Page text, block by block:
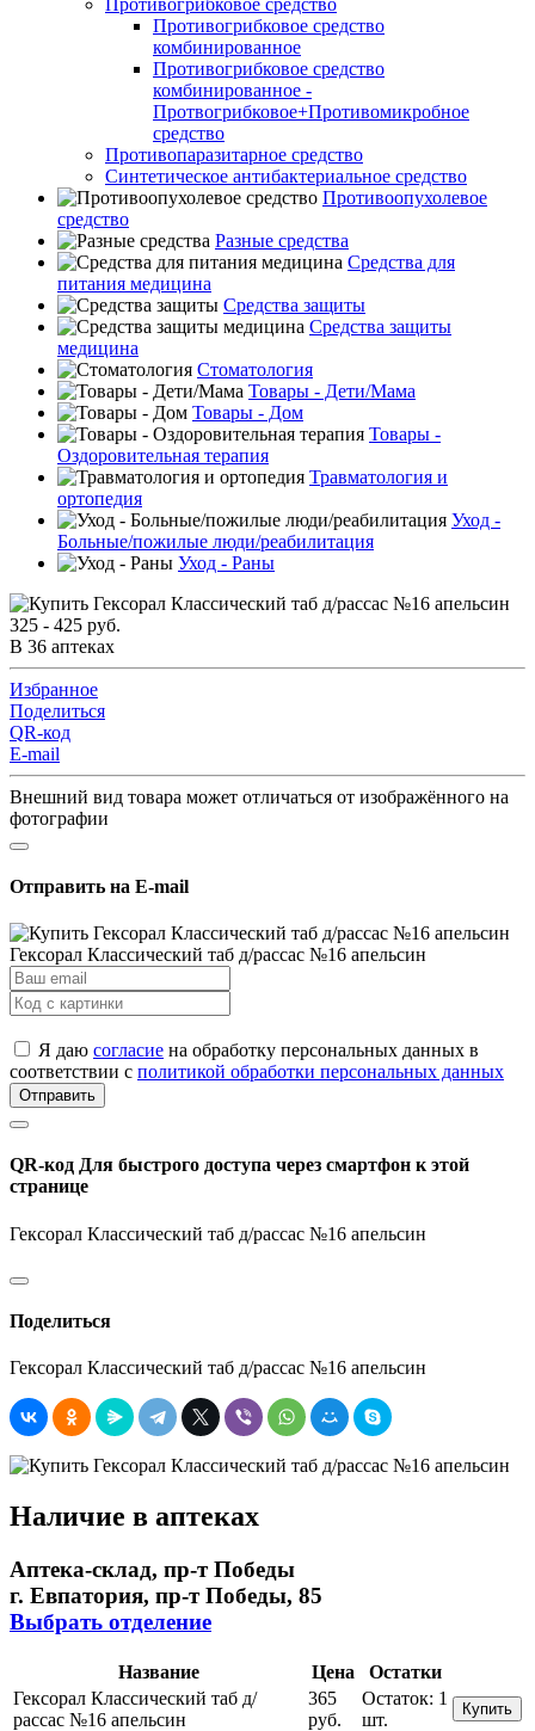
Противогрибковое средство
комбинированное
Противогрибковое средство
комбинированное -
Протвогрибковое+Противомикробное
средство
Противопаразитарное средство
Синтетическое антибактериальное средство
Противоопухолевое
средство
Разные средства
Средства для
питания медицина
Средства защиты
Средства защиты
медицина
Стоматология
Товары - Дети/Мама
Товары - Дом
Товары -
Оздоровительная терапия
Травматология и
ортопедия
Уход -
Больные/пожилые люди/реабилитация
Уход - Раны
325 - 425 руб.
В 36 аптеках
Избранное
Поделиться
QR-код
E-mail
Внешний вид товара может отличаться от изображённого на
фотографии
Отправить на E-mail
Гексорал Классический таб д/рассас №16 апельсин
Я даю согласие на обработку персональных данных в
соответствии с политикой обработки персональных данных
Отправить
QR-код Для быстрого доступа через смартфон к этой
странице
Гексорал Классический таб д/рассас №16 апельсин
Поделиться
Гексорал Классический таб д/рассас №16 апельсин
Наличие в аптеках
Аптека-склад, пр-т Победы
г. Евпатория, пр-т Победы, 85
Выбрать отделение
Название Цена
Остатки
Гексорал Классический таб д/
рассас №16 апельсин
365
руб.
Остаток: 1
шт.
Купить